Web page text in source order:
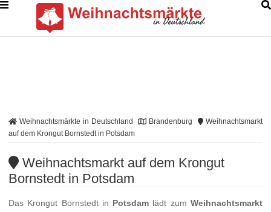
Weihnachtsmärkte in Deutschland Brandenburg
Weihnachtsmarkt
auf dem Krongut Bornstedt in Potsdam
Weihnachtsmarkt auf dem Krongut
Bornstedt in Potsdam
Das Krongut Bornstedt in Potsdam lädt zum Weihnachtsmarkt